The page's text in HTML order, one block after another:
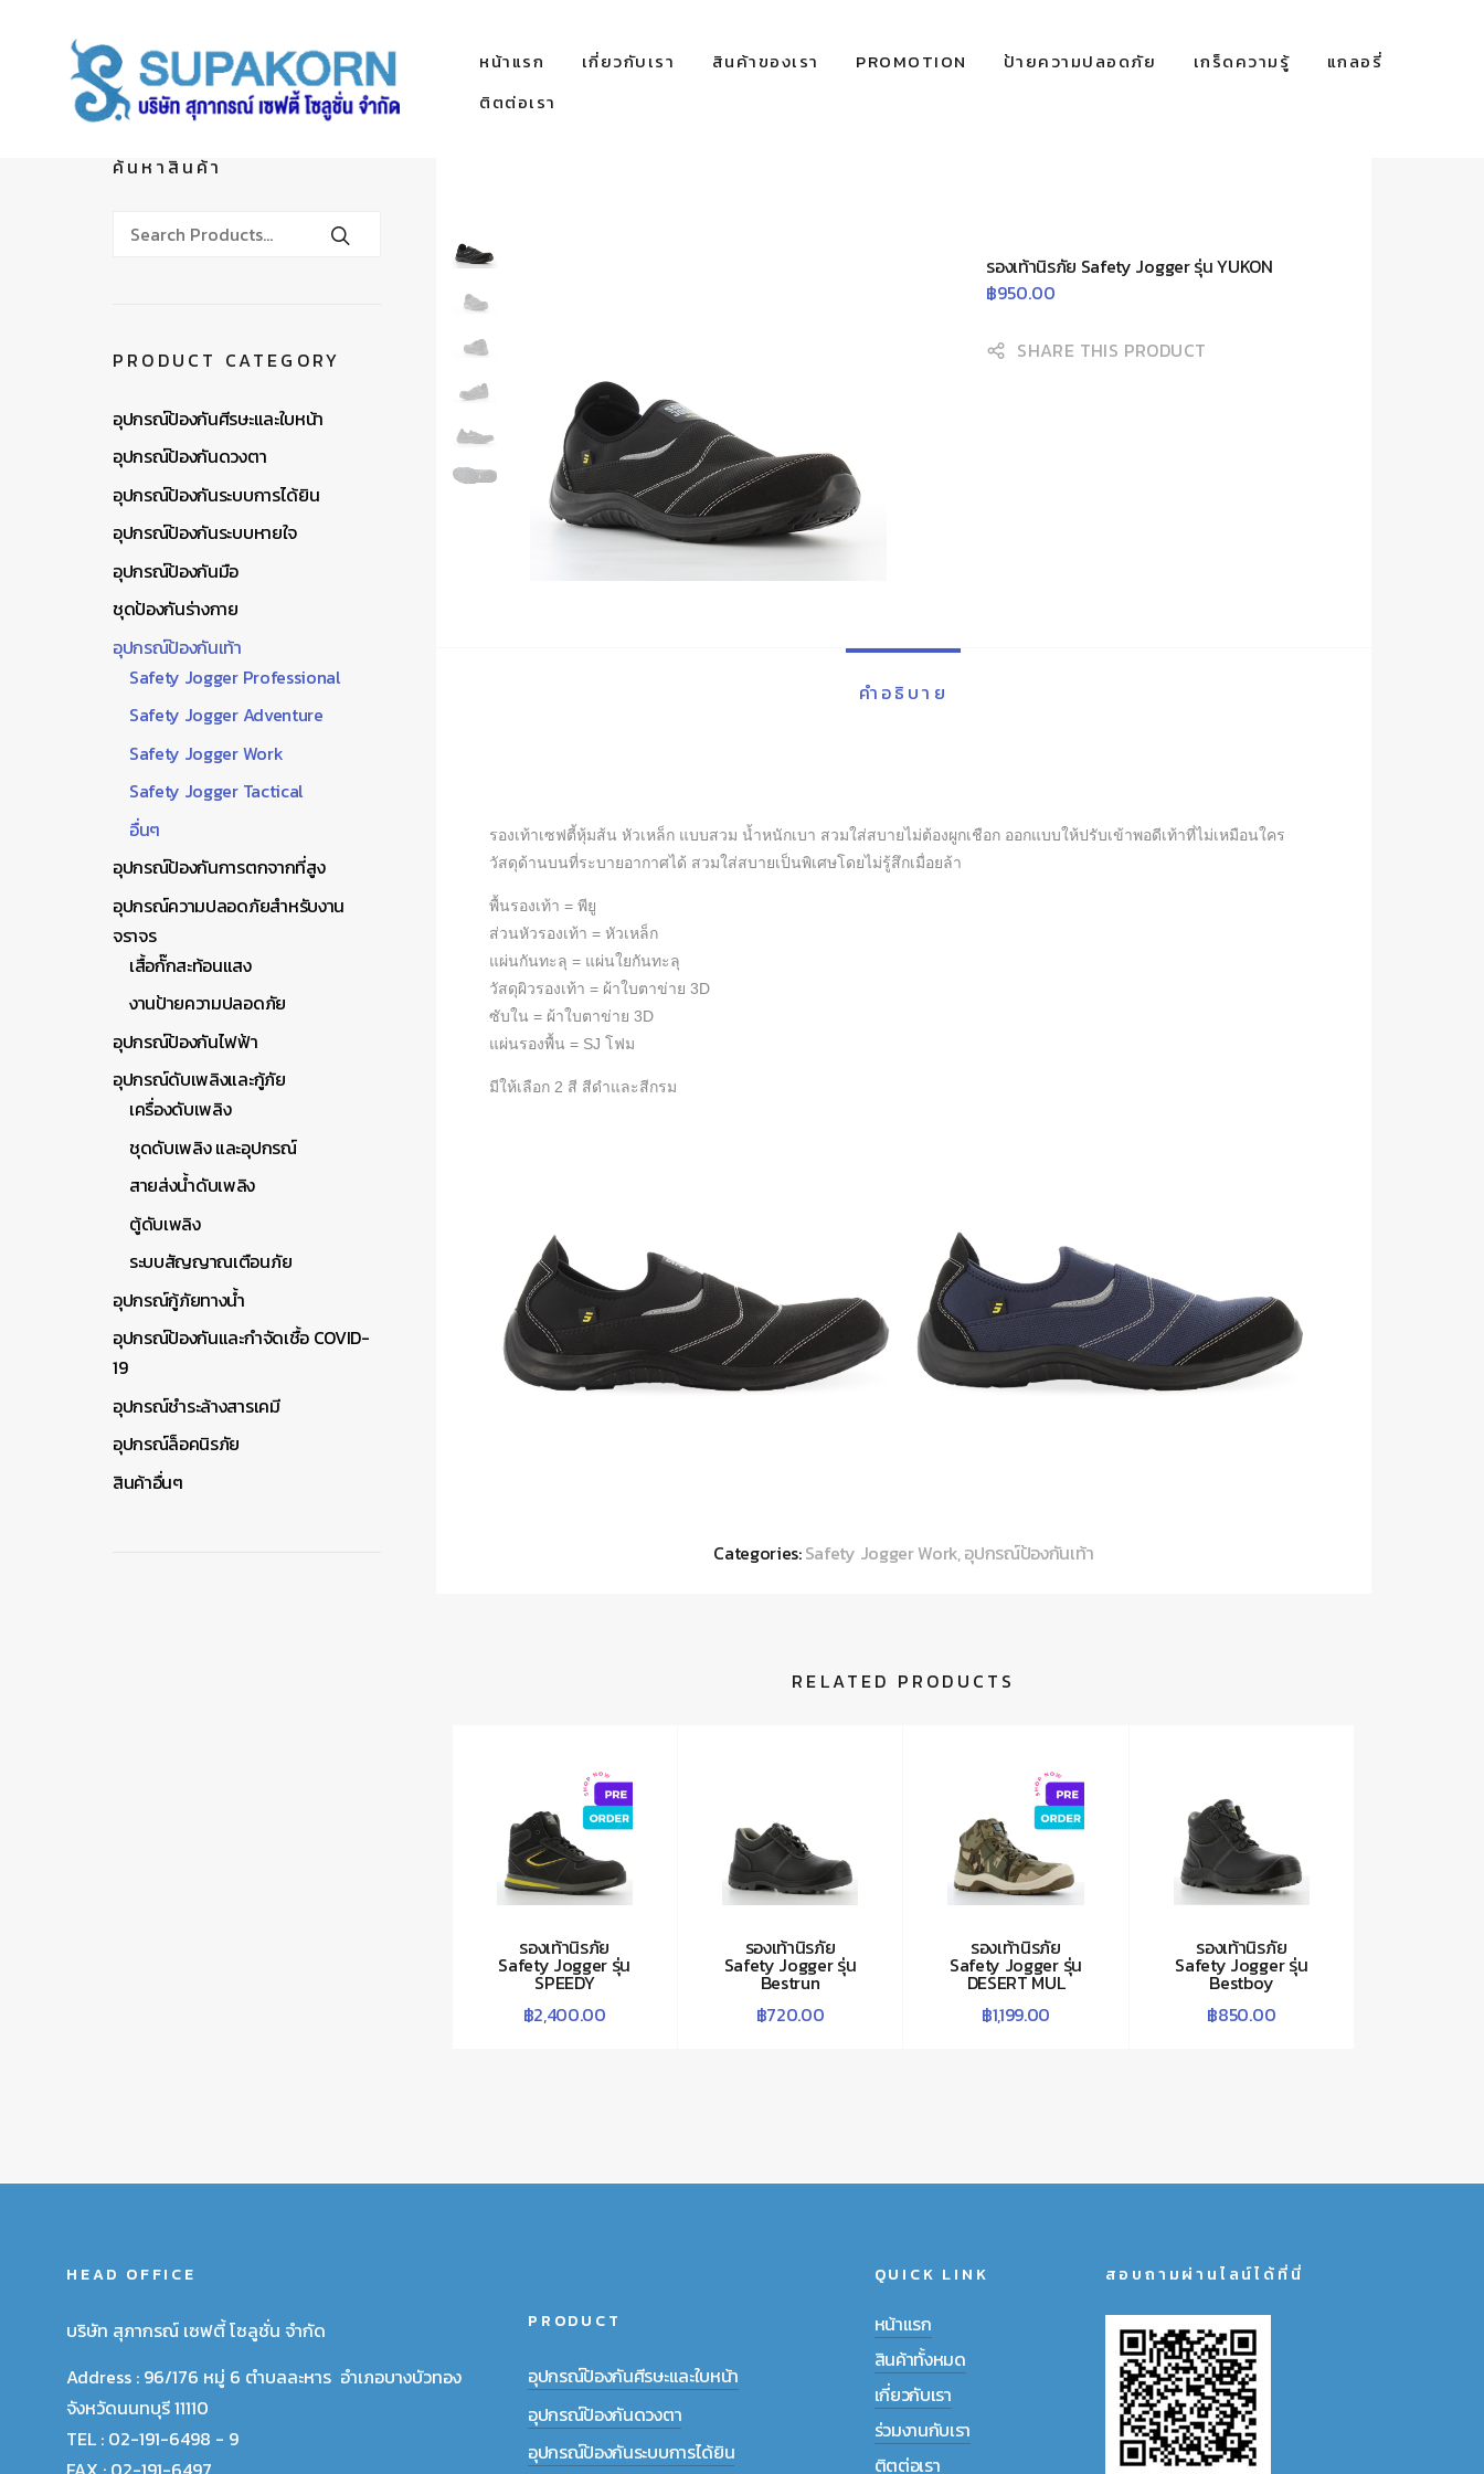
หน้าแรก เกี่ยวกับเรา สินค้าของเรา PROMOTION ป้ายความปลอดภัย เกร็ดความรู้
แกลอรี่
ติตต่อเรา
รองเท้านิรภัย Safety Jogger รุ่น YUKON
฿950.00
SHARE THIS PRODUCT
คำอธิบาย
รองเท้าเซฟตี้หุ้มส้น หัวเหล็ก แบบสวม น้ำหนักเบา สวมใส่สบายไม่ต้องผูกเชือก ออกแบบให้ปรับเข้าพอดีเท้าที่ไม่เหมือนใคร
วัสดุด้านบนที่ระบายอากาศได้ สวมใส่สบายเป็นพิเศษโดยไม่รู้สึกเมื่อยล้า
พื้นรองเท้า = พียู
ส่วนหัวรองเท้า = หัวเหล็ก
แผ่นกันทะลุ = แผ่นใยกันทะลุ
วัสดุผิวรองเท้า = ผ้าใบตาข่าย 3D
ซับใน = ผ้าใบตาข่าย 3D
แผ่นรองพื้น = SJ โฟม
มีให้เลือก 2 สี สีดำและสีกรม
Categories:Safety Jogger Work,อุปกรณ์ป้องกันเท้า
RELATED PRODUCTS
รองเท้านิรภัย
Safety Jogger รุ่น
SPEEDY
฿2,400.00
รองเท้านิรภัย
Safety Jogger รุ่น
Bestrun
฿720.00
รองเท้านิรภัย
Safety Jogger รุ่น
DESERT MUL
฿1,199.00
รองเท้านิรภัย
Safety Jogger รุ่น
Bestboy
฿850.00
ค้นหาสินค้า
PRODUCT CATEGORY
อุปกรณ์ป้องกันศีรษะและใบหน้า
อุปกรณ์ป้องกันดวงตา
อุปกรณ์ป้องกันระบบการได้ยิน
อุปกรณ์ป้องกันระบบหายใจ
อุปกรณ์ป้องกันมือ
ชุดป้องกันร่างกาย
อุปกรณ์ป้องกันเท้า
Safety Jogger Professional
Safety Jogger Adventure
Safety Jogger Work
Safety Jogger Tactical
อื่นๆ
อุปกรณ์ป้องกันการตกจากที่สูง
อุปกรณ์ความปลอดภัยสำหรับงาน
จราจร
เสื้อกั๊กสะท้อนแสง
งานป้ายความปลอดภัย
อุปกรณ์ป้องกันไฟฟ้า
อุปกรณ์ดับเพลิงและกู้ภัย
เครื่องดับเพลิง
ชุดดับเพลิง และอุปกรณ์
สายส่งน้ำดับเพลิง
ตู้ดับเพลิง
ระบบสัญญาณเตือนภัย
อุปกรณ์กู้ภัยทางน้ำ
อุปกรณ์ป้องกันและกำจัดเชื้อ COVID-
19
อุปกรณ์ชำระล้างสารเคมี
อุปกรณ์ล็อคนิรภัย
สินค้าอื่นๆ
HEAD OFFICE
บริษัท สุภากรณ์ เซฟตี้ โซลูชั่น จำกัด
Address : 96/176 หมู่ 6 ตำบลละหาร อำเภอบางบัวทอง
จังหวัดนนทบุรี 11110
TEL : 02-191-6498 - 9
PRODUCT
อุปกรณ์ป้องกันศีรษะและใบหน้า
อุปกรณ์ป้องกันดวงตา
อุปกรณ์ป้องกันระบบการได้ยิน
QUICK LINK
หน้าแรก
สินค้าทั้งหมด
เกี่ยวกับเรา
ร่วมงานกับเรา
ติตต่อเรา
สอบถามผ่านไลน์ได้ที่นี่